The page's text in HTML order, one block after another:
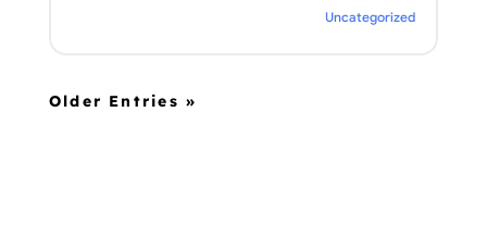
Uncategorized
« Older Entries